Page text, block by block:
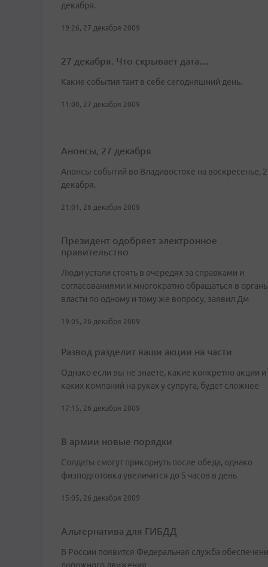
декабря.
19:26, 27 декабря 2009
27 декабря. Что скрывает дата…
Какие события таит в себе сегодняшний день.
11:00, 27 декабря 2009
Анонсы, 27 декабря
Анонсы событий во Владивостоке на воскресенье,
декабря.
21:01, 26 декабря 2009
Президент одобряет электронное
правительство
Люди устали стоять в очередях за справками и
согласованиями и многократно обращаться в
власти по одному и тому же вопросу, заявил Дм
19:05, 26 декабря 2009
Развод разделит ваши акции на части
Однако если вы не знаете, какие конкретно акции и
каких компаний на руках у супруга, будет сложнее
17:15, 26 декабря 2009
В армии новые порядки
Солдаты смогут прикорнуть после обеда, однако
физподготовка увеличится до 5 часов в день
15:05, 26 декабря 2009
Альтернатива для ГИБДД
В России появится Федеральная служба